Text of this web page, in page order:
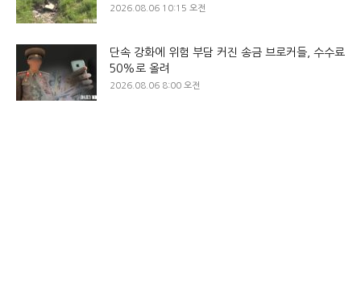
2026.08.06 10:15 오전
단속 강화에 위험 부담 커진 송금 브로커들, 수수료
50%로 올려
2026.08.06 8:00 오전